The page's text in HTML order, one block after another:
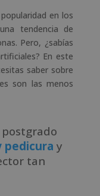
en los
tendencia de
Pero, ¿sabías
En este
saber sobre
son las menos
pedicura y
tan